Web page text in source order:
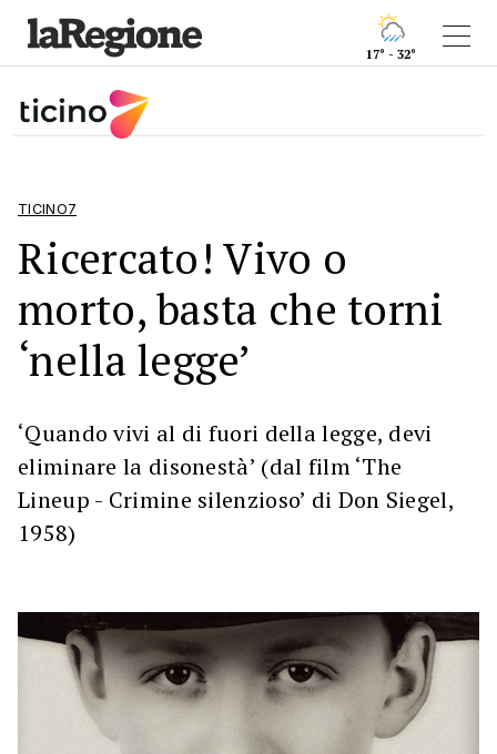
17° - 32°
TICINO7
Ricercato! Vivo o
morto, basta che torni
‘nella legge’
‘Quando vivi al di fuori della legge, devi
eliminare la disonestà’ (dal film ‘The
Lineup - Crimine silenzioso’ di Don Siegel,
1958)